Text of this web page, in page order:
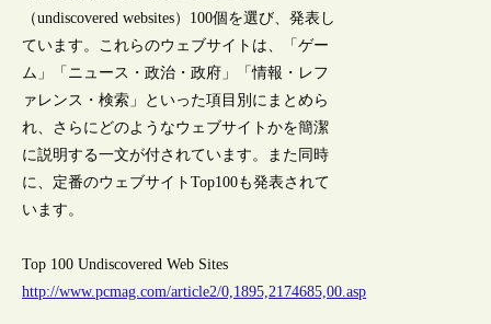
（undiscovered websites）100個を選び、発表し
ています。これらのウェブサイトは、「ゲー
ム」「ニュース・政治・政府」「情報・レフ
ァレンス・検索」といった項目別にまとめら
れ、さらにどのようなウェブサイトかを簡潔
に説明する一文が付されています。また同時
に、定番のウェブサイトTop100も発表されて
います。
Top 100 Undiscovered Web Sites
http://www.pcmag.com/article2/0,1895,2174685,00.asp